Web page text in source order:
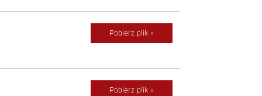
Pobierz plik »
Pobierz plik »